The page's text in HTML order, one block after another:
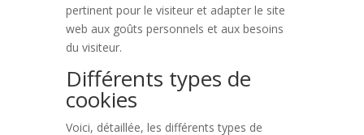
pertinent pour le visiteur et adapter le site
web aux goûts personnels et aux besoins
du visiteur.
Différents types de
cookies
Voici, détaillée, les différents types de